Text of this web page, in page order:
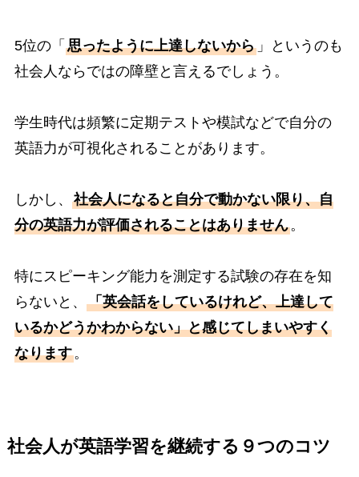
5位の「 思ったように上達しないから」というのも
社会人ならではの障壁と言えるでしょう。
学生時代は頻繁に定期テストや模試などで自分の
英語力が可視化されることがあります。
しかし、 社会人になると自分で動かない限り、自
分の英語力が評価されることはありません。
特にスピーキング能力を測定する試験の存在を知
らないと、 「英会話をしているけれど、上達して
いるかどうかわからない」と感じてしまいやすく
なります。
社会人が英語学習を継続する９つのコツ